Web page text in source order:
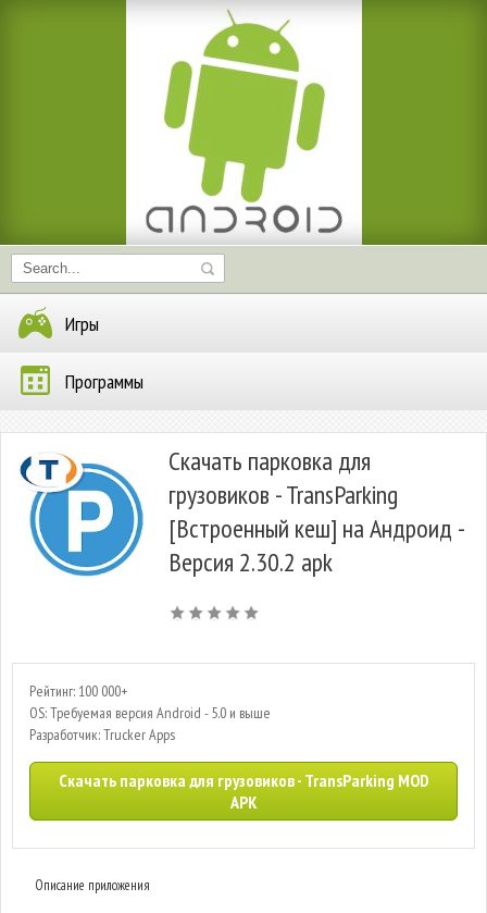
Игры
Программы
Скачать парковка для
грузовиков - TransParking
[Встроенный кеш] на Андроид -
Версия 2.30.2 apk
Рейтинг: 100 000+
OS: Требуемая версия Android - 5.0 и выше
Разработчик: Trucker Apps
Скачать парковка для грузовиков - TransParking MOD
APK
Описание приложения